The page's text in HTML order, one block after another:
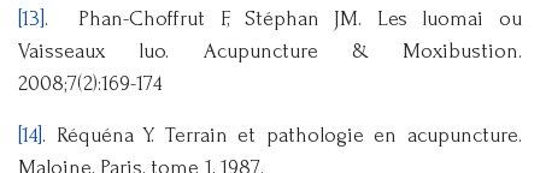
[13] . Phan-Choffrut F, Stéphan JM. Les luomai ou
Vaisseaux luo. Acupuncture & Moxibustion.
2008;7(2):169-174
[14] . Réquéna Y. Terrain et pathologie en acupuncture.
Maloine, Paris, tome 1, 1987.